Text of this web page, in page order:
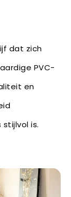
dat zich
PVC-
en
is.